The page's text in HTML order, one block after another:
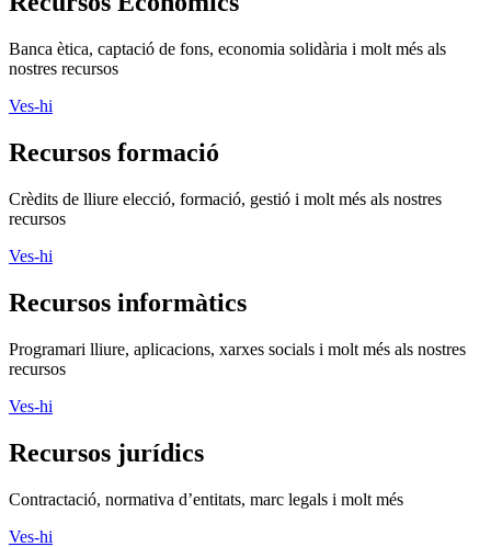
Banca ètica, captació de fons, economia solidària i molt més als
nostres recursos
Ves-hi
Recursos formació
Crèdits de lliure elecció, formació, gestió i molt més als nostres
recursos
Ves-hi
Recursos informàtics
Programari lliure, aplicacions, xarxes socials i molt més als nostres
recursos
Ves-hi
Recursos jurídics
Contractació, normativa d’entitats, marc legals i molt més
Ves-hi